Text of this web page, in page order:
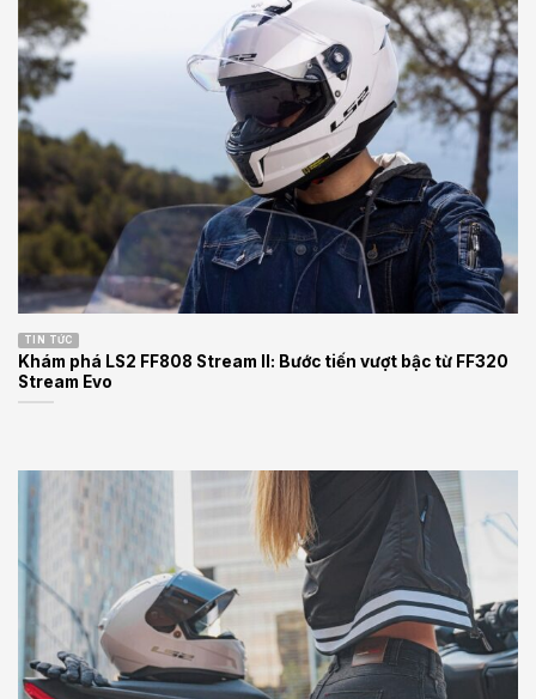
TIN TỨC
Khám phá LS2 FF808 Stream II: Bước tiến vượt bậc từ FF320
Stream Evo